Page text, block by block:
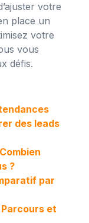
votre
place un
votre
vous
défis.
des leads
?
par
Parcours et